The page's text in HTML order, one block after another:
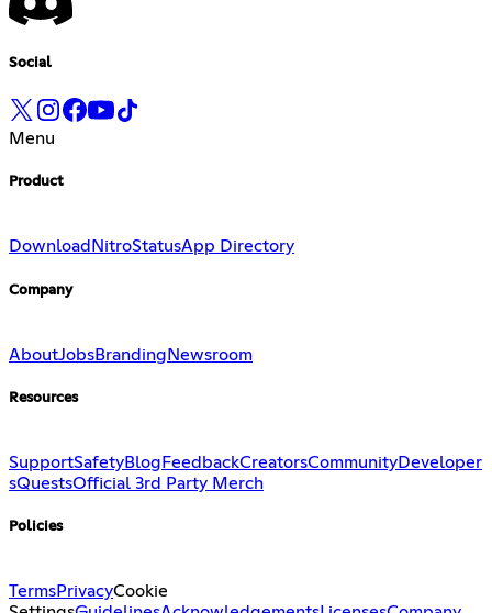
Social
Menu
Product
Download NitroStatusApp Directory
Company
AboutJobsBranding Newsroom
Resources
SupportSafetyBlog FeedbackCreatorsCommunityDeveloper
sQuestsOfficial 3rd Party Merch
Policies
TermsPrivacyCookie